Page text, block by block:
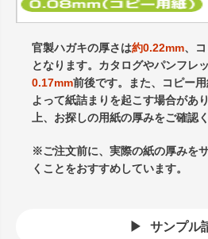
官製ハガキの厚さは約0.22mm、
となります。カタログやパンフレ
0.17mm前後です。また、コピー
よって紙詰まりを起こす場合があ
上、お探しの用紙の厚みをご確認く
※ご注文前に、実際の紙の厚みを
くことをおすすめしています。
サンプル